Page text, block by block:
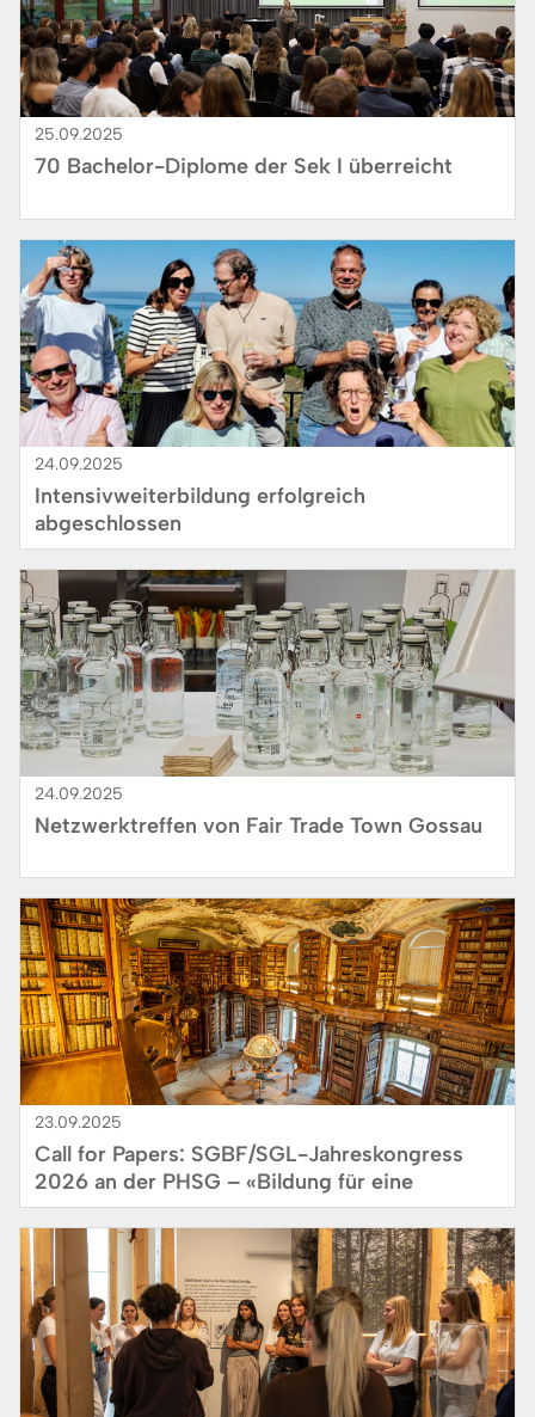
25.09.2025
70 Bachelor-Diplome der Sek I überreicht
24.09.2025
Intensivweiterbildung erfolgreich
abgeschlossen
Bild
24.09.2025
Netzwerktreffen von Fair Trade Town Gossau
Bild
23.09.2025
Call for Papers: SGBF/SGL-Jahreskongress
2026 an der PHSG – «Bildung für eine
lebenswerte Zukunft»
Bild